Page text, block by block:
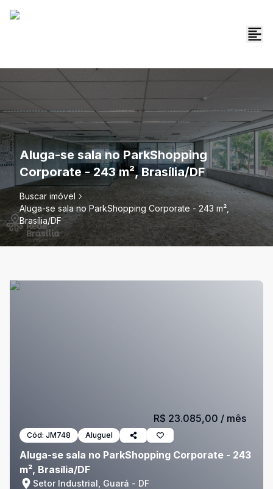
Aluga-se sala no ParkShopping
Corporate - 243 m², Brasília/DF
Buscar imóvel
Aluga-se sala no ParkShopping Corporate - 243 m²,
Brasília/DF
Cód: JM748 Aluguel
Aluga-se sala no ParkShopping Corporate - 243
m², Brasília/DF
Setor Industrial, Guará - DF
R$ 23.085,00 / mês